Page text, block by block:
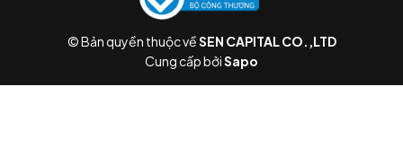
© Bản quyền thuộc vềSEN CAPITAL CO.,LTD
Cung cấp bởiSapo